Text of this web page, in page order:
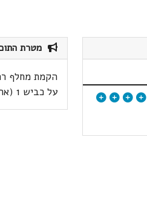
מטרת
הקמת מחלף
על כביש 1 (ארצי) והסדרת התנועות אל שכונת רמת שלמה.